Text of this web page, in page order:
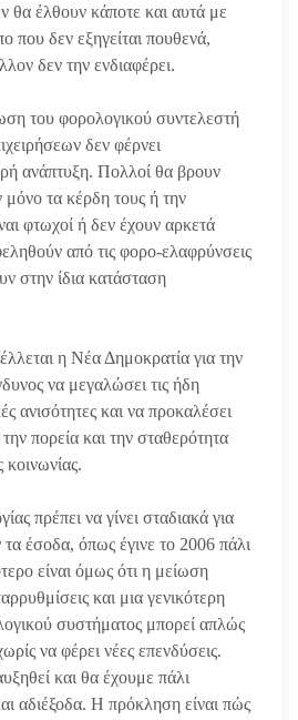
θα έλθουν κάποτε και αυτά με
που δεν εξηγείται πουθενά,
δεν την ενδιαφέρει.
του φορολογικού συντελεστή
δεν φέρνει
ανάπτυξη. Πολλοί θα βρουν
μόνο τα κέρδη τους ή την
φτωχοί ή δεν έχουν αρκετά
από τις φορο-ελαφρύνσεις
στην ίδια κατάσταση
η Νέα Δημοκρατία για την
να μεγαλώσει τις ήδη
ανισότητες και να προκαλέσει
την πορεία και την σταθερότητα
κοινωνίας.
πρέπει να γίνει σταδιακά για
έσοδα, όπως έγινε το 2006 πάλι
είναι όμως ότι η μείωση
και μια γενικότερη
συστήματος μπορεί απλώς
να φέρει νέες επενδύσεις.
και θα έχουμε πάλι
αδιέξοδα. Η πρόκληση είναι πώς